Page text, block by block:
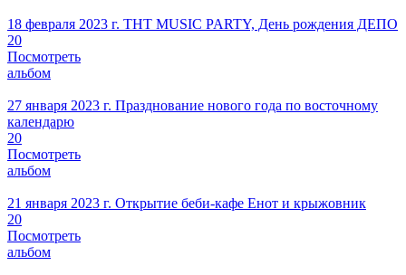
18 февраля 2023 г. ТНТ MUSIC PARTY, День рождения ДЕПО
20
Посмотреть
альбом
27 января 2023 г. Празднование нового года по восточному
календарю
20
Посмотреть
альбом
21 января 2023 г. Открытие беби-кафе Енот и крыжовник
20
Посмотреть
альбом